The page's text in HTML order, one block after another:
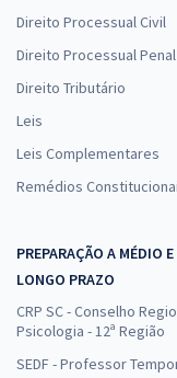
Direito Processual Civil
Direito Processual Penal
Direito Tributário
Leis
Leis Complementares
Remédios
PREPARAÇÃO A MÉDIO E
LONGO PRAZO
CRP SC - Conselho
Psicologia - 12ª Região
SEDF - Professor